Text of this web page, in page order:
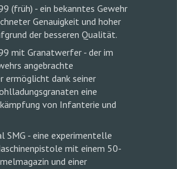
(früh) - ein bekanntes Gewehr
Genauigkeit und hoher
der besseren Qualität.
mit Granatwerfer - der im
angebrachte
ermöglicht dank seiner
eine
von Infanterie und
SMG - eine experimentelle
mit einem 50-
und einer